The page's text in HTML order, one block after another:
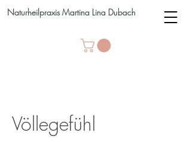
Naturheilpraxis Martina Lina Dubach
Völlegefühl